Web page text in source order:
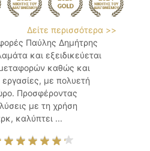
Δείτε περισσότερα >>
Παύλης Δημήτρης
και εξειδικεύεται
καθώς και
με πολυετή
Προσφέροντας
με τη χρήση
καλύπτει ...